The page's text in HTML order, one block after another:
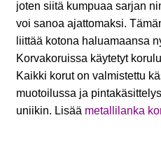
joten siitä kumpuaa sarjan
voi sanoa ajattomaksi.
liittää kotona haluamaansa
Korvakoruissa käytetyt
Kaikki korut on valmistettu
muotoilussa ja
uniikin. Lisää metallilanka